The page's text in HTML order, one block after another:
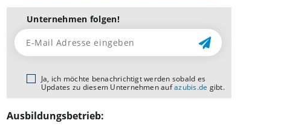
Unternehmen folgen!
Ja, ich möchte benachrichtigt werden sobald es
Updates zu diesem Unternehmen aufazubis.de gibt.
Ausbildungsbetrieb: